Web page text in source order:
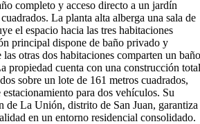
completo y acceso directo a un jardín
La planta alta alberga una sala de
el espacio hacia las tres habitaciones
principal dispone de baño privado y
otras dos habitaciones comparten un baño
propiedad cuenta con una construcción total
sobre un lote de 161 metros cuadrados,
estacionamiento para dos vehículos. Su
de La Unión, distrito de San Juan, garantiza
en un entorno residencial consolidado.